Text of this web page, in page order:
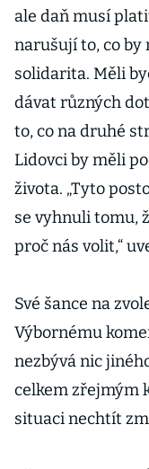
ale daň musí
narušují to, co by
solidarita. Měli
dávat různých
to, co na druhé
Lidovci by měli
života. „Tyto
se vyhnuli tomu,
proč nás volit,“
Své šance na
Výbornému
nezbývá nic
celkem zřejmým
situaci nechtít